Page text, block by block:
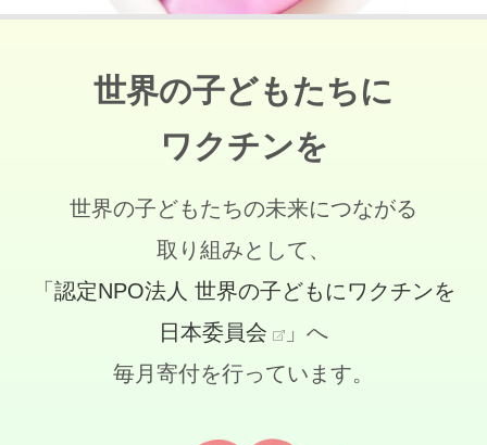
世界の子どもたちに
ワクチンを
世界の子どもたちの未来につながる
取り組みとして、
「認定NPO法人 世界の子どもにワクチンを
日本委員会
」へ
毎月寄付を行っています。